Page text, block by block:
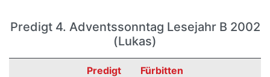
Predigt 4. Adventssonntag Lesejahr B 2002
(Lukas)
Predigt Fürbitten